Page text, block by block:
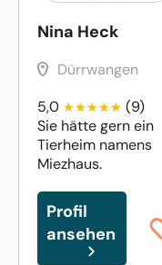
Nina Heck
Dürrwangen
5,0
(9)
Sie hätte gern ein
Tierheim namens
Miezhaus.
Profil
ansehen